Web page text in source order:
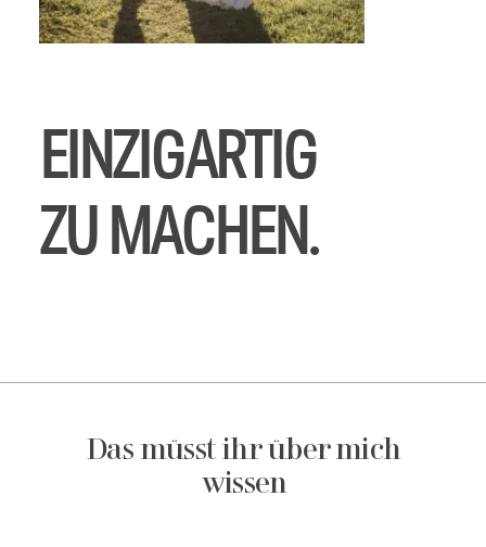
EINZIGARTIG
ZU MACHEN.
Das müsst ihr über mich
wissen